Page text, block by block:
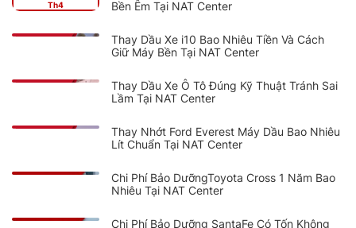
Th4
Bền Êm Tại NAT Center
Thay Dầu Xe i10 Bao Nhiêu Tiền Và Cách
Giữ Máy Bền Tại NAT Center
Thay Dầu Xe Ô Tô Đúng Kỹ Thuật Tránh Sai
Lầm Tại NAT Center
Thay Nhớt Ford Everest Máy Dầu Bao Nhiêu
Lít Chuẩn Tại NAT Center
Chi Phí Bảo DưỡngToyota Cross 1 Năm Bao
Nhiêu Tại NAT Center
Chi Phí Bảo Dưỡng SantaFe Có Tốn Không